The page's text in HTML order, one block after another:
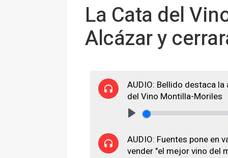
La Cata del
Alcázar y
AUDIO: Bellido destaca
del Vino Montilla-Moriles
AUDIO: Fuentes pone en
vender "el mejor vino del